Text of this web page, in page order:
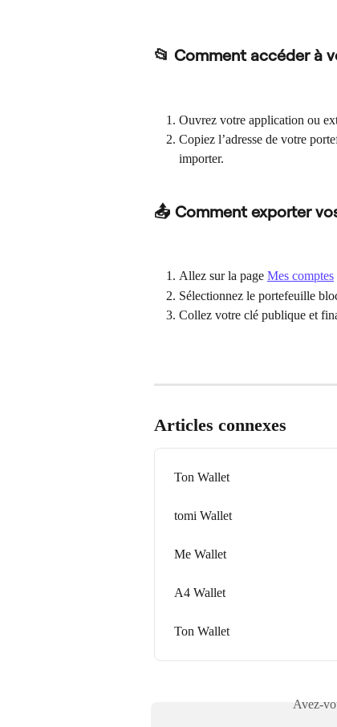
📂 Comment accéder à
Ouvrez votre application ou
Copiez l’adresse de votre
importer.
📤 Comment exporter
Allez sur la page Mes comptes
Sélectionnez le portefeuille
Collez votre clé publique et
Articles connexes
Ton Wallet
tomi Wallet
Me Wallet
A4 Wallet
Ton Wallet
Avez-